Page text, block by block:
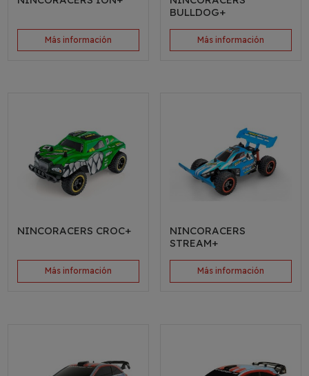
Más información
BULLDOG+
Más información
NINCORACERS CROC+
Más información
NINCORACERS
STREAM+
Más información